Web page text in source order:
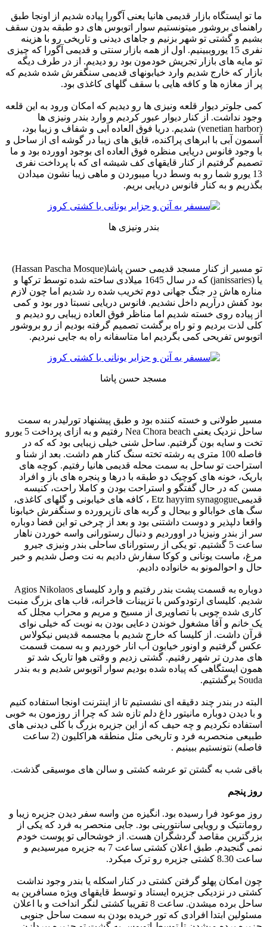
ما تو ایستگاه بازار قدیمی هانیا یعنی آگورا پیاده شدیم از اونجا طبق
راهنمای بروشور میتونستیم سوار اتوبوس های دو طبقه بدون سقف
بشیم و گشتی تو شهر بزنیم و جاهای دیدنی و تاریخی رو با هزینه
نفری 15 یوروببینیم. اول از همه بازار سنتی و قدیمی آگورا که چیزی
تو مایه های بازار تجریش خودمون بود رو دیدیم. از در طرف دیگه
بازار که خارج شدیم وارد خیابونهای قدیمی سنگفرش شده شدیم که
پر از مغازه ها و کافه هایی با سقف گلهای کاغذی بود.
کمی جلوتر دیوار قلعه ونیزی ها رو دیدیم که امکان ورود به این قلعه
وجود نداشت. از کنار دیوار عبور کردیم و وارد بندر ونیزی ها
(venetian harbor) شدیم. دریا فوق العاده آبی و شفاف و زیبا بود،
آسمون آبی با ابرهای پراکنده، قایق های زیبا در گوشه ای از ساحل و
با وجود فانوس دریایی منظره فوق العاده ای بوجود اوورده بود و ما
تصمیم گرفتیم از کنار قایقهای کف شیشه ای که با پرداخت نفری
13 یورو شما رو به وسط دریا میبوردن و ماهی زیبا نشون میدادن
بگذریم و به کنار فانوس دریایی بریم.
بندر ونیزی ها
تو مسیر از کنار مسجد قدیمی حسن پاشا(Hassan Pascha Mosque)
یا (janissaries) که در سال 1645 میلادی ساخته شده توسط ترکها و
مناره هاش در جنگ جهانی دوم تخریب شده رد شدیم اما چون لازم
بود کفش درآریم داخل نشدیم. فانوس دریایی نسبتا دور بود و کمی
از پیاده روی خسته شدیم اما مناظر فوق العاده زیبایی رو دیدیم و
کلی لذت بردیم و تو راه برگشت تصمیم گرفته بودیم از رو بروشور
اتوبوس تفریحی کمی بگردیم اما متاسفانه راه به جایی نبردیم.
مسجد حسن پاشا
مسیر طولانی و خسته کننده بود و طبق پیشنهاد تورلیدر به سمت
ساحل نزدیک یعنی Nea Chora beach رفتیم و به ازای پرداخت 5 یورو
تخت و سایه بون گرفتیم. ساحل شنی خیلی زیبایی بود که که در
فاصله 100 متری یه رشته تخته سنگ کنار هم داشت. بعد از شنا و
استراحت تو ساحل به سمت محله قدیمی هانیا رفتیم. کوچه های
باریک، خونه های کوچیک دو طبقه با درها و پنجره های باز و افراد
مسن که در حال گفتگو و استراحت بودن و کاملا راحت، کنیسه
قدیمیEtz hayyim synagogue ، کافه های خیابونی و گلهای کاغذی،
سگ های خوابالو و بیحال و گربه های نازپرورده و سنگفرش خیابونا
واقعا دلپذیر و دوست داشتنی بود و بعد از چرخی تو این فضا دوباره
سر از بندر ونیزیا در اووردیم و دنبال رستورانی واسه خوردن ناهار
ساعت 5 گشتیم. تو یکی از رستورانای ساحلی بندر ونیزی جیرو
مرغ، ماست یونانی و کوکا سفارش دادیم به نت وصل شدیم و خبر
حال و احوالمونو به خانواده دادیم.
دوباره به قسمت پشت بندر رفتیم و وارد کلیسای Agios Nikolaos
شدیم. کلیسای ارتودوکس با تزیینات فاخرانه، قاب های بزرگ منبت
کاری شده چوبی با تصاویری از مسیح و مریم و محراب مجلل که
یک خانم و آقا مشغول خوندن دعایی بودن به نوبت که خیلی نوای
قرآن داشت. از کلیسا که خارج شدیم با مجسمه قدیس نیکولاس
عکس گرفتیم و اونور خیابون آب انار خوردیم و به سمت قسمت
های مدرن تر شهر رفتیم. گشتی زدیم و وقتی هوا تاریک شد تو
همون ایستگاهی که پیاده شده بودیم سوار اتوبوس شدیم و به بندر
Souda برگشتیم.
البته در بندر چند دقیقه ای نشستیم تا از اینترنت اونجا استفاده کنیم
و با دیدن دوباره مانیتور داغ دلم تازه شد که چرا از روزمون به خوبی
استفاده نکردیم و چه حیف که از این جزیره بزرگ با کلی دیدنی های
طبیعی منحصربه فرد و تاریخی مثل منطقه هراکلیون (2 ساعت
فاصله) نتونستیم ببینیم .
باقی شب به گشتن تو عرشه کشتی و سالن های موسیقی گذشت.
روز پنجم
روز موعود فرا رسیده بود. انگیزه من واسه سفر دیدن جزیره زیبا و
رومانتیک و رویایی سانتورینی بود. جایی منحصر به فرد که یکی از
بزرگترین مقاصد گردشگران هست. از خوشحالی تو پوست خودم
نمی گنجیدم. طبق اعلان کشتی ساعت 7 به جزیره میرسیدیم و
ساعت 8.30 کشتی جزیره رو ترک میکرد.
چون امکان پهلو گرفتن کشتی در کنار اسکله یا بندر وجود نداشت
کشتی در نزدیکی جزیره ایستاد و توسط قایقهای ویژه مسافرین به
ساحل برده میشدن. ساعت 8 تقریبا کشتی لنگر انداخت و با اعلان
مسئولین ابتدا افرادی که تور خریده بودن به سمت ساحل جنوبی